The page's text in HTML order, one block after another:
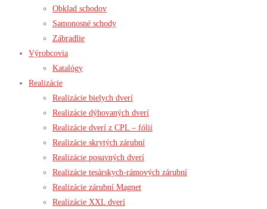
Obklad schodov
Samonosné schody
Zábradlie
Výrobcovia
Katalógy
Realizácie
Realizácie bielych dverí
Realizácie dýhovaných dverí
Realizácie dverí z CPL – fólií
Realizácie skrytých zárubní
Realizácie posuvných dverí
Realizácie tesárskych-rámových zárubní
Realizácie zárubní Magnet
Realizácie XXL dverí